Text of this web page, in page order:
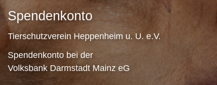
Spendenkonto
Tierschutzverein Heppenheim u. U. e.V.
Spendenkonto bei der
Volksbank Darmstadt Mainz eG